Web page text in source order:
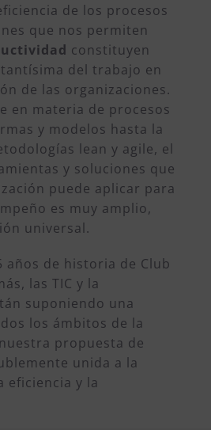
de los procesos
que nos permiten
constituyen
del trabajo en
de las organizaciones.
en materia de procesos
y modelos hasta la
lean y agile, el
y soluciones que
puede aplicar para
es muy amplio,
universal.
años de historia de Club
las TIC y la
suponiendo una
los ámbitos de la
propuesta de
unida a la
eficiencia y la